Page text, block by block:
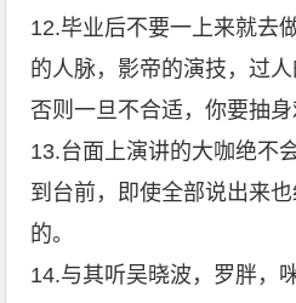
12.毕业后不要一上来就去
的人脉，影帝的演技，过
否则一旦不合适，你要抽身
13.台面上演讲的大咖绝不
到台前，即使全部说出来
的。
14.与其听吴晓波，罗胖，